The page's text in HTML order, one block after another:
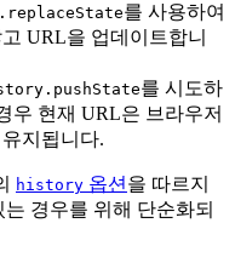
를 사용하여
URL을 업데이트합니
를 시도하
우 현재 URL은 브라우저
지됩니다.
history 옵션 을 따르지
경우를 위해 단순화되